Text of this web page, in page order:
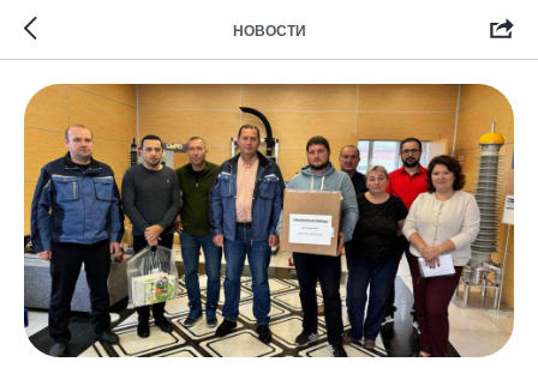
НОВОСТИ